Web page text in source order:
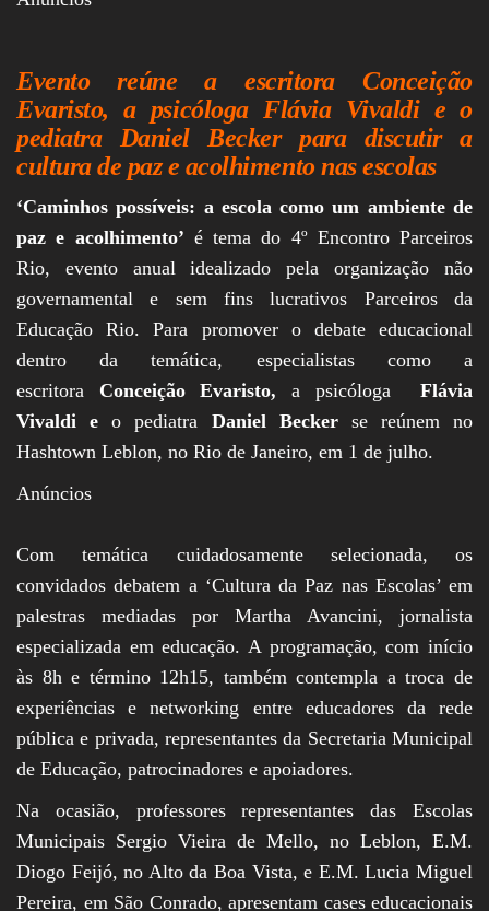
Rio de Janeiro,
Brasília, Nordeste,
Norte, Centro-
Oeste, Sul, Sudeste,
Gastronomia,
Vinhos, Bebidas,
Receitas, Chef, RH,
Emprego,
Negócios,
Oportunidades,
Evento reúne aescritora Conceição
Evaristo, a psicóloga Flávia Vivaldi e o
pediatra Daniel Beckerpara discutir a
cultura de paz e acolhimento nas escolas
‘Caminhos possíveis: a escola como um ambiente de
paz e acolhimento’ é tema do 4º Encontro Parceiros
Rio, evento anual idealizado pela organização não
governamental e sem fins lucrativos Parceiros da
Educação Rio. Para promover o debate educacional
dentro da temática, especialistas como a
escritora Conceição Evaristo,a psicólogaFlávia
Vivaldi eo pediatra Daniel Becker se reúnem no
Hashtown Leblon, no Rio de Janeiro, em 1 de julho.
Anúncios
Com temática cuidadosamente selecionada, os
convidados debatem a ‘Cultura da Paz nas Escolas’ em
palestras mediadas por Martha Avancini, jornalista
especializada em educação. A programação, com início
às 8h e término 12h15, também contempla a troca de
experiências e networking entre educadores da rede
pública e privada, representantes da Secretaria Municipal
de Educação, patrocinadores e apoiadores.
Na ocasião, professores representantes das Escolas
Municipais Sergio Vieira de Mello, no Leblon, E.M.
Diogo Feijó, no Alto da Boa Vista, e E.M. Lucia Miguel
Pereira, em São Conrado, apresentam cases educacionais